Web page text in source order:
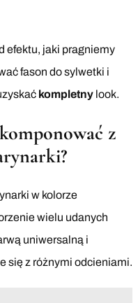
efektu, jaki pragniemy
fason do sylwetki i
kompletny look.
z
w kolorze
wielu udanych
uniwersalną i
się z różnymi odcieniami.